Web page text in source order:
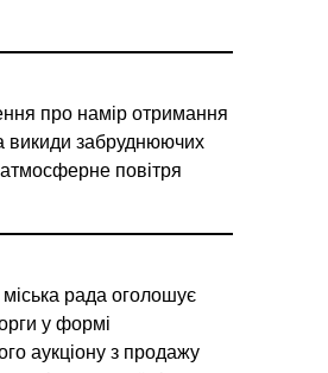
про намір отримання
викиди забруднюючих
повітря
рада оголошує
у формі
аукціону з продажу